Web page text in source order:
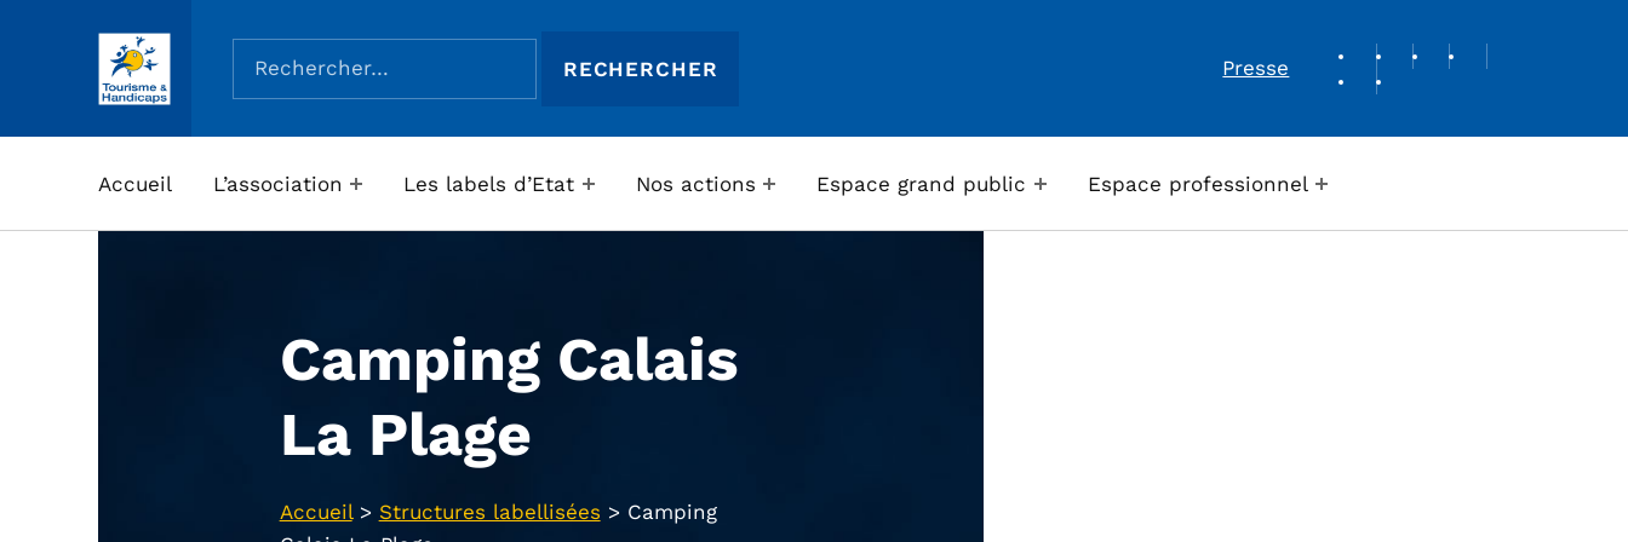
ASSOCIATION TOURISME ET HANDICAPS
Rechercher :
Presse
REVUE DE PRESSE
Accueil L’association Les labels d’Etat Nos actions Espace grand public Espace professionnel
Camping Calais
La Plage
Accueil> Structures labellisées > Camping